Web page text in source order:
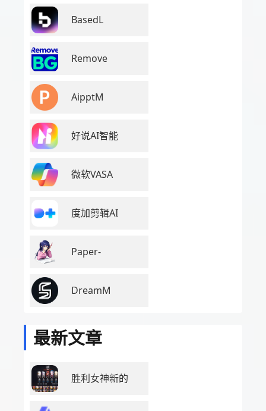
BasedL
Remove
AipptM
好说AI智能
微软VASA
度加剪辑AI
Paper-
DreamM
最新文章
胜利女神新的